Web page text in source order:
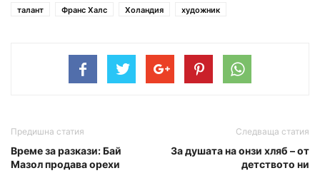
талант
Франс Халс Холандия художник
Предишна статия
Време за разкази: Бай
Мазол продава орехи
Следваща статия
За душата на онзи хляб – от
детството ни